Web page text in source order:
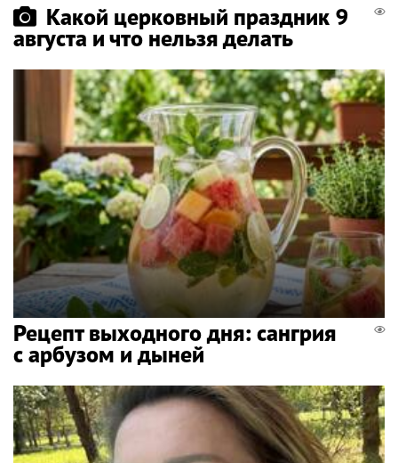
Какой церковный праздник 9
августа и что нельзя делать
Рецепт выходного дня: сангрия
с арбузом и дыней